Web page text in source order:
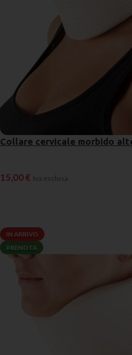
Collare cervicale morbido
15,00€ Iva esclusa
IN ARRIVO
PRENOTA